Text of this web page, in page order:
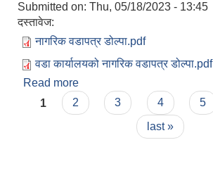
Submitted on: Thu, 05/18/2023 - 13:45
दस्तावेज:
नागरिक वडापत्र डोल्पा.pdf
वडा कार्यालयको नागरिक वडापत्र डोल्पा.pdf
Read more
Pages
1 2 3 4 5
last »